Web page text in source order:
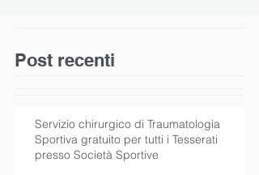
Post recenti
Servizio chirurgico di Traumatologia
Sportiva gratuito per tutti i Tesserati
presso Società Sportive